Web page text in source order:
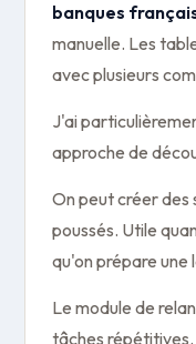
banques
manuelle. Les
avec plusieurs
J'ai
approche de
On peut créer des
poussés. Utile
qu'on prépare une
Le module de
tâches répétitives.